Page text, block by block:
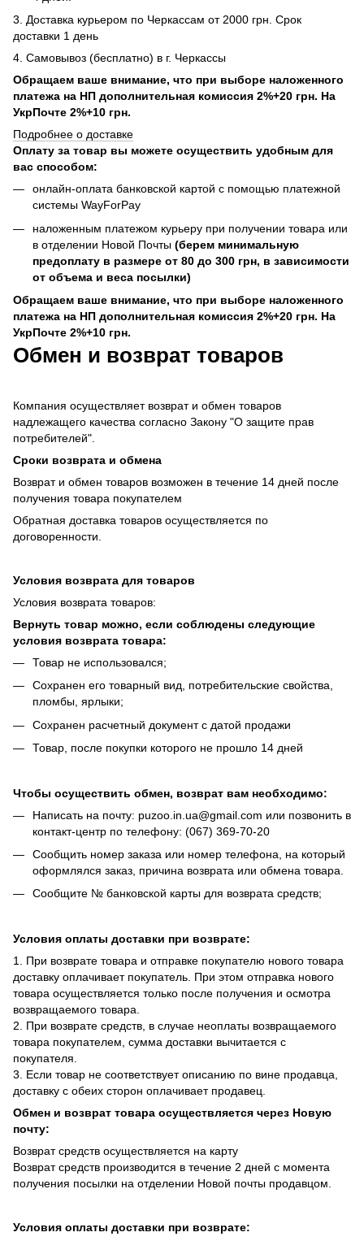
3. Доставка курьером по Черкассам от 2000 грн. Срок
доставки 1 день
4. Самовывоз (бесплатно) в г. Черкассы
Обращаем ваше внимание, что при выборе наложенного
платежа на НП дополнительная комиссия 2%+20 грн. На
УкрПочте 2%+10 грн.
Подробнее о доставке
Оплату за товар вы можете осуществить удобным для
вас способом:
онлайн-оплата банковской картой с помощью платежной
системы WayForPay
наложенным платежом курьеру при получении товара или
в отделении Новой Почты (берем минимальную
предоплату в размере от 80 до 300 грн, в зависимости
от объема и веса посылки)
Обращаем ваше внимание, что при выборе наложенного
платежа на НП дополнительная комиссия 2%+20 грн. На
УкрПочте 2%+10 грн.
Обмен и возврат товаров
Компания осуществляет возврат и обмен товаров
надлежащего качества согласно Закону "О защите прав
потребителей".
Сроки возврата и обмена
Возврат и обмен товаров возможен в течение 14 дней после
получения товара покупателем
Обратная доставка товаров осуществляется по
договоренности.
Условия возврата для товаров
Условия возврата товаров:
Вернуть товар можно, если соблюдены следующие
условия возврата товара:
Товар не использовался;
Сохранен его товарный вид, потребительские свойства,
пломбы, ярлыки;
Сохранен расчетный документ с датой продажи
Товар, после покупки которого не прошло 14 дней
Чтобы осуществить обмен, возврат вам необходимо:
Написать на почту: puzoo.in.ua@gmail.com или позвонить в
контакт-центр по телефону: (067) 369-70-20
Сообщить номер заказа или номер телефона, на который
оформлялся заказ, причина возврата или обмена товара.
Сообщите № банковской карты для возврата средств;
Условия оплаты доставки при возврате:
1. При возврате товара и отправке покупателю нового товара
доставку оплачивает покупатель. При этом отправка нового
товара осуществляется только после получения и осмотра
возвращаемого товара.
2. При возврате средств, в случае неоплаты возвращаемого
товара покупателем, сумма доставки вычитается с
покупателя.
3. Если товар не соответствует описанию по вине продавца,
доставку с обеих сторон оплачивает продавец.
Обмен и возврат товара осуществляется через Новую
почту:
Возврат средств осуществляется на карту
Возврат средств производится в течение 2 дней с момента
получения посылки на отделении Новой почты продавцом.
Условия оплаты доставки при возврате: